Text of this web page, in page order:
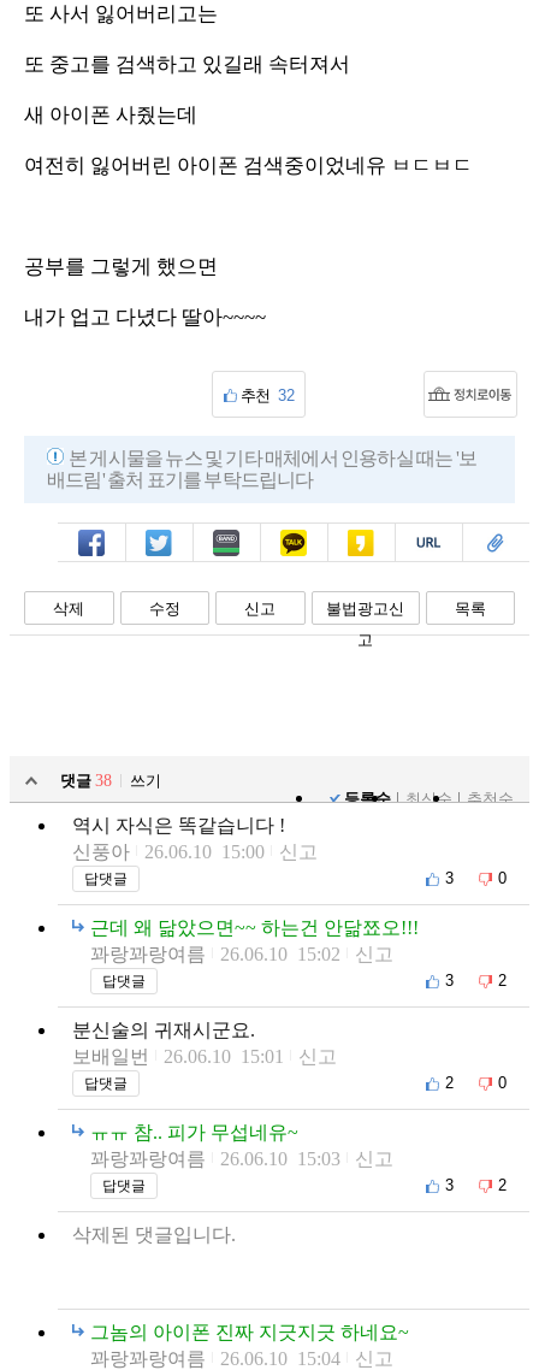
또 사서 잃어버리고는
또 중고를 검색하고 있길래 속터져서
새 아이폰 사줬는데
여전히 잃어버린 아이폰 검색중이었네유 ㅂㄷㅂㄷ
공부를 그렇게 했으면
내가 업고 다녔다 딸아~~~~
추천 32
본 게시물을 뉴스 및 기타 매체에서 인용하실 때는 '보
배드림' 출처 표기를 부탁드립니다
페북 트윗 밴드 카톡 카스 복사 스크랩
삭제 수정 신고
불법광고신
고
목록
댓글 38
쓰기
등록순
최신순 추천순
역시 자식은 똑같습니다 !
신풍아
26.06.10 15:00 신고
답댓글 3 0
근데 왜 닮았으면~~ 하는건 안닮쬬오!!!
꽈랑꽈랑여름
26.06.10 15:02 신고
답댓글 3 2
분신술의 귀재시군요.
보배일번
26.06.10 15:01 신고
답댓글 2 0
ㅠㅠ 참.. 피가 무섭네유~
꽈랑꽈랑여름
26.06.10 15:03 신고
답댓글 3 2
삭제된 댓글입니다.
그놈의 아이폰 진짜 지긋지긋 하네요~
꽈랑꽈랑여름
26.06.10 15:04 신고